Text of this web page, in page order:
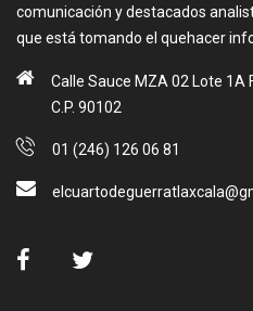
comunicación y destacados
que está tomando el quehacer
Calle Sauce MZA 02 Lote 1A
C.P. 90102
01 (246) 126 06 81